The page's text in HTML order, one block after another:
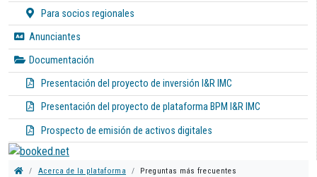
Para socios regionales
Anunciantes
Documentación
Presentación del proyecto de inversión I&R IMC
Presentación del proyecto de plataforma BPM I&R IMC
Prospecto de emisión de activos digitales
Acerca de la plataforma Preguntas más frecuentes